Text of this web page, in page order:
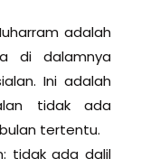
adalah
di dalamnya
Ini adalah
tidak ada
tertentu.
tidak ada dalil